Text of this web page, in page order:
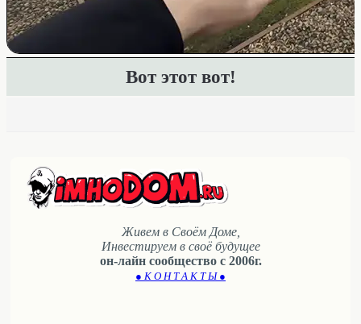
Вот этот вот!
Живем в Своём Доме,
Инвестируем в своё будущее
он-лайн сообщество с 2006г.
● К О Н Т А К Т Ы ●